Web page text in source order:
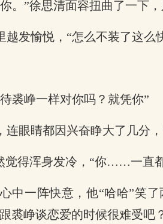
。”徐思清面容扭曲了一下
发愉悦，“怎么不装了这么
裘峥一样对你吗？就凭你”
眼睛都因兴奋睁大了几分
觉得浑身发冷，“你……一直
中一阵快意，他“哈哈”笑
裘峥谈恋爱的时候很难受